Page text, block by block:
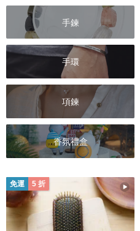
手鍊
手環
項鍊
香氛禮盒
免運 5 折